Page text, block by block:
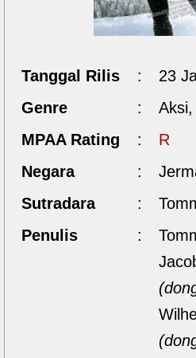
Tanggal Rilis :
23
Genre
:
MPAA Rating
:
R
Negara
:
Sutradara
:
Penulis
: